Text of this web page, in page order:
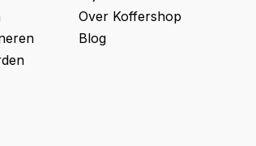
Over Koffershop
Blog